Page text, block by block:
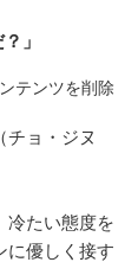
」
テンツを削除
チョ・ジヌ
冷たい態度を
に優しく接す